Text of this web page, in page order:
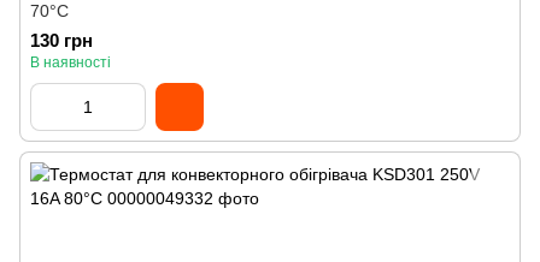
70°C
130 грн
В наявності